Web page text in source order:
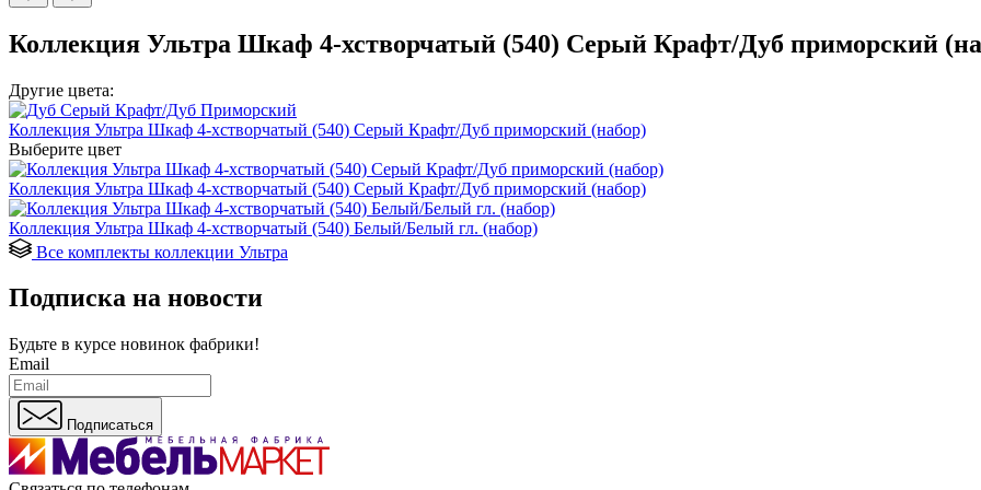
Коллекция Ультра Шкаф 4-хстворчатый (540) Серый Крафт/Дуб приморский
Другие цвета:
Коллекция Ультра Шкаф 4-хстворчатый (540) Серый Крафт/Дуб приморский (набор)
Выберите цвет
Коллекция Ультра Шкаф 4-хстворчатый (540) Серый Крафт/Дуб приморский (набор)
Коллекция Ультра Шкаф 4-хстворчатый (540) Белый/Белый гл. (набор)
Все комплекты коллекции Ультра
Подписка на новости
Будьте в курсе новинок фабрики!
Email
Подписаться